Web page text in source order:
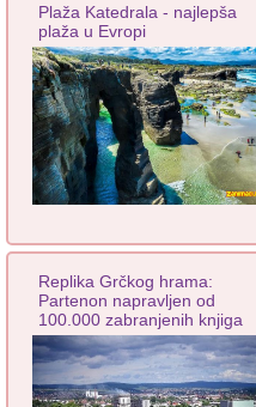
Plaža Katedrala - najlepša
plaža u Evropi
Replika Grčkog hrama:
Partenon napravljen od
100.000 zabranjenih knjiga